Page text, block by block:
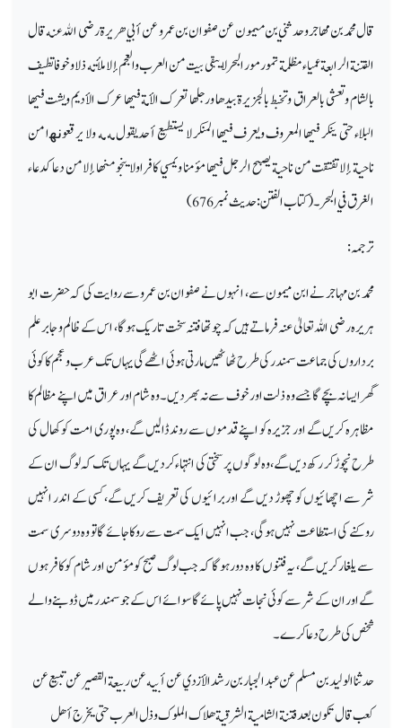
قال محمد بن مهاجر وحدثني بن ميمون عن صفوان بن عمروعن أبي هريرة رضى الله عنه قال
الفتنة الرابعة عمياء مظلمة تمور مور البحر لا يبقى بيت من العرب والعجم إلاملأته ذلا وخوفا تطيف
بالشام وتعشى بالعراق وتخبط بالجزيرة بيدها ورجلها تعرك الأمة فيها عرك الأديم ويشتفيها
البلاء حتى ينكر فيها المعروف ويعرف فيها المنكر لا يستطيع أحد يقول مه مه ولا يرقعوﻧﻬا من
ناحية إلا تفتقتمن ناحية يصبح الرجل فيها مؤمنا ويمسي كافرا ولا ينجو منها إلا من دعا كدعاء
الغرق في البحر۔(کتاب الفتن:حدیث نمبر676)
ترجمہ:
محمد بن مہاجر نے ابن میمون سے، انہوں نے صفوان بن عمرو سے روایت کی کہ حضرت ابو
ہریرہ رضی اللہ تعالیٰ عنہ فرماتے ہیں کہ چوتھا فتنہ سخت تاریک ہوگا، اس کے ظالم و جابر علم
برداروں کی جماعت سمندر کی طرح ٹھاٹھیں مارتی ہوئی اٹھے گی یہاں تک عرب و عجم کا کوئی
گھر ایسا نہ بچے گا جسے وہ ذلت اور خوف سے نہ بھر دیں۔ وہ شام اور عراق میں اپنے مظالم کا
مظاہرہ کریں گے اور جزیرہ کو اپنے قدموں سے روند ڈالیں گے، وہ پوری امت کو کھال کی
طرح نچوڑ کر رکھ دیں گے، وہ لوگوں پر سختی کی انتہاء کر دیں گے یہاں تک کہ لوگ ان کے
شر سے اچھائیوں کو چھوڑ دیں گے اور برائیوں کی تعریف کریں گے، کسی کے اندر انہیں
روکنے کی استطاعت نہیں ہوگی، جب انہیں ایک سمت سے روکا جائے گا تو وہ دوسری سمت
سے یلغار کریں گے، یہ فتنوں کا وہ دور ہوگا کہ جب لوگ صبح کو مؤمن اور شام کو کافر ہوں
گے اور ان کے شر سے کوئی نجات نہیں پا ئے گا سوائے اس کے جو سمندر میں ڈوبنے والے
شخص کی طرح دعا کرے۔
حدثنا الوليد بن مسلم عن عبد الجبار بن رشد الأزدي عن أبيه عن ربيعة القصير عن تبيع عن
كعب قال تكون بعد فتنة الشامية الشرقية هلاك الملوك وذل العرب حتى يخرج أهل